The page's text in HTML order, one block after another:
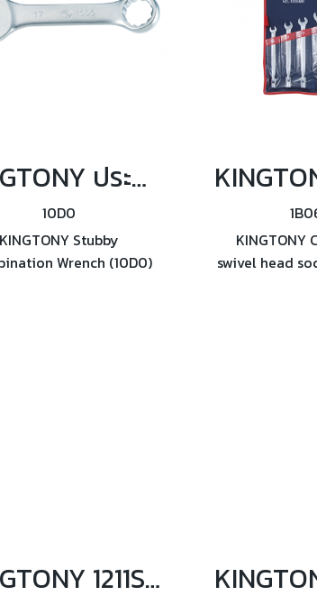
KINGTONY ประแจแหวนข้างปากตาย แบบสั้น ขนาด 10 ถึง 19mm.
10D0
KINGTONY Stubby
Wrench (10D0)
KINGTONY
swivel head
KINGTONY 1211SR01 ชุดประแจแหวนข้าง-ปากตาย 11ตัว/ชุด (ระบบนิ้ว)